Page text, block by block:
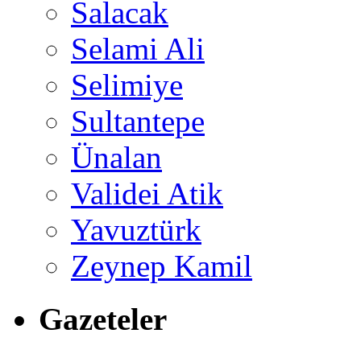
Salacak
Selami Ali
Selimiye
Sultantepe
Ünalan
Validei Atik
Yavuztürk
Zeynep Kamil
Gazeteler